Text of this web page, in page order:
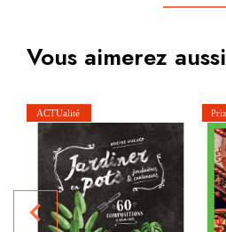
Vous aimerez aussi
navigate_before